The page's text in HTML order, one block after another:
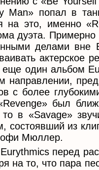
Man» попал в
на это, именно
дуэта. Примерно
делами
один альбом
направлении,
с более
был
то в «Savage»
состоявший из
Мюллер.
перед
на то, что пара